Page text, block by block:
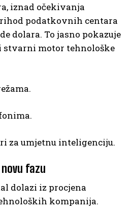
iznad očekivanja
podatkovnih centara
dolara. To jasno pokazuje
stvarni motor tehnološke
za umjetnu inteligenciju.
fazu
dolazi iz procjena
kompanija.